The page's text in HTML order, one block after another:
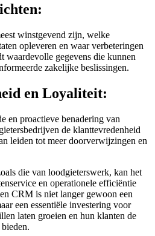
winstgevend zijn, welke
opleveren en waar verbeteringen
gegevens die kunnen
zakelijke beslissingen.
en Loyaliteit:
en proactieve benadering van
de klanttevredenheid
leiden tot meer doorverwijzingen en
die van loodgieterswerk, kan het
en operationele efficiëntie
CRM is niet langer gewoon een
een essentiële investering voor
laten groeien en hun klanten de